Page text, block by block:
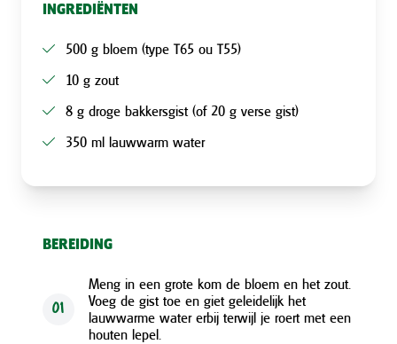
INGREDIËNTEN
500 g bloem (type T65 ou T55)
10 g zout
8 g droge bakkersgist (of 20 g verse gist)
350 ml lauwwarm water
BEREIDING
01
Meng in een grote kom de bloem en het zout.
Voeg de gist toe en giet geleidelijk het
lauwwarme water erbij terwijl je roert met een
houten lepel.